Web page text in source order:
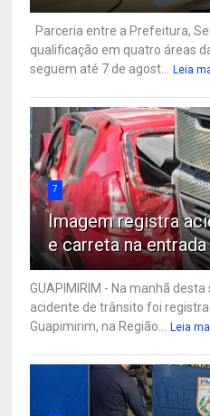
Parceria entre a Prefeitura,
qualificação em quatro áreas
seguem até 7 de agost...
Leia
7
Imagem registra
e carreta na
GUAPIMIRIM - Na manhã
acidente de trânsito foi
Guapimirim, na Região...
Leia